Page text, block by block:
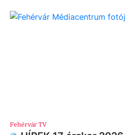
Fehérvár TV